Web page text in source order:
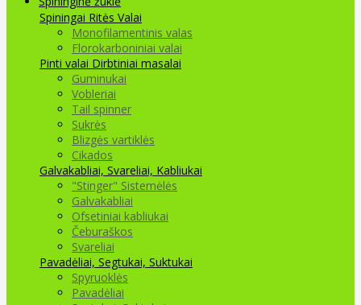
Spiningai Ritės Valai
Monofilamentinis valas
Florokarboniniai valai
Pinti valai Dirbtiniai masalai
Guminukai
Vobleriai
Tail spinner
Sukrės
Blizgės vartiklės
Cikados
Galvakabliai, Svareliai, Kabliukai
"Stinger" Sistemėlės
Galvakabliai
Ofsetiniai kabliukai
Čeburaškos
Svareliai
Pavadėliai, Segtukai, Suktukai
Spyruoklės
Pavadėliai